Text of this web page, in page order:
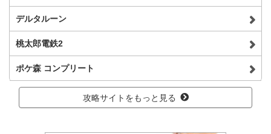
デルタルーン
桃太郎電鉄2
ポケ森 コンプリート
攻略サイトをもっと見る